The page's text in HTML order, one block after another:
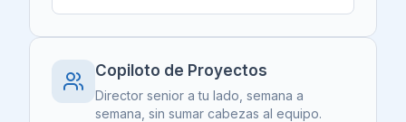
Copiloto de Proyectos
Director senior a tu lado, semana a
semana, sin sumar cabezas al equipo.